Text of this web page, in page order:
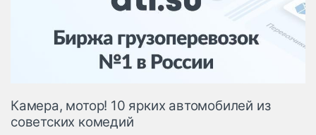
Логистика, грузы
Негабаритные и
опасные грузы
Безопасность и
Таможня и ВЭД
Камера, мотор! 10 ярких автомобилей из
советских комедий